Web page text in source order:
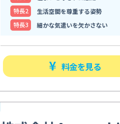
特⻑2
生活空間を尊重する姿勢
特⻑3
細かな気遣いを欠かさない
料金を見る